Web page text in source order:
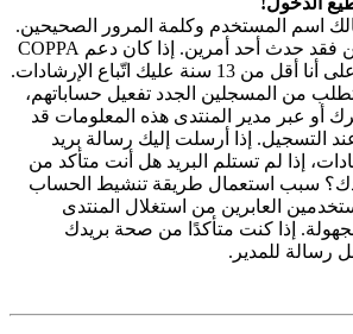
اسم المستخدم وكلمة المرور الصحيحين.
إن كانتا صحيحتين فقد حدث أحد أمرين. إذا كان دعم COPPA
فعال وضغطت على أنا أقل من 13 سنة عليك اتّباع الإرشادات.
من المسجلين الجدد تفعيل حساباتهم،
أو عبر مدير المنتدى هذه المعلومات قد
التسجيل. إذا أرسلت إليك رسالة بريد
إذا لم تستلم البريد هل أنت متأكد من
سبب استعمال طريقة تنشيط الحساب
العابرين من استغلال المنتدى
إذا كنت متأكدًا من صحة بريدك
رسالة للمدير.